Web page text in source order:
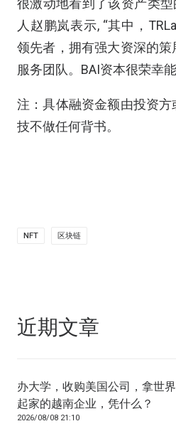
很激动地看到了该资产类型
人赵鹏岚表示, “其中，
领先者，拥有强大资深的
服务团队。BAI资本很荣幸
注：具体融资金额由投资
技不做任何背书。
NFT 区块链
近期文章
办大学，收购美国公司，拿世
起家的越南企业，凭什么？
2026/08/08 21:10